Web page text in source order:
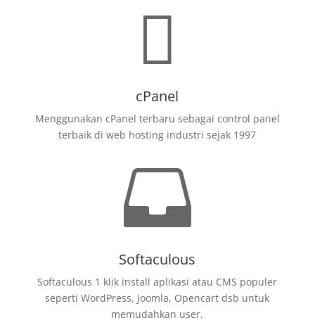

cPanel
Menggunakan cPanel terbaru sebagai control panel
terbaik di web hosting industri sejak 1997

Softaculous
Softaculous 1 klik install aplikasi atau CMS populer
seperti WordPress, Joomla, Opencart dsb untuk
memudahkan user.